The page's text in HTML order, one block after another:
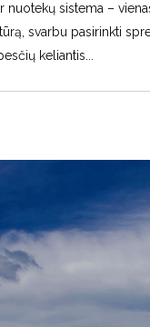
nuotekų sistema –
svarbu pasirinkti
keliantis